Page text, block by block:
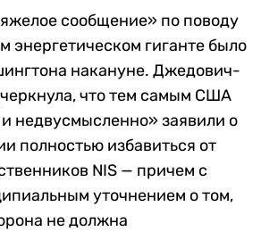
сообщение» по поводу
энергетическом гиганте было
накануне. Джедович-
что тем самым США
недвусмысленно» заявили о
полностью избавиться от
NIS — причем с
уточнением о том,
не должна